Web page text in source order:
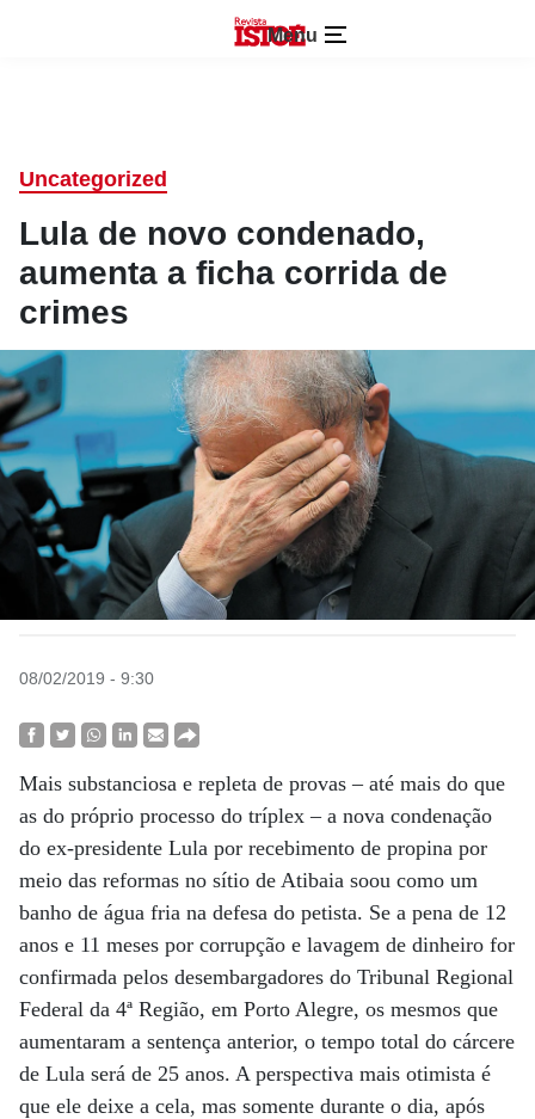
Menu
Uncategorized
Lula de novo condenado,
aumenta a ficha corrida de
crimes
08/02/2019 - 9:30
Mais substanciosa e repleta de provas – até mais do que
as do próprio processo do tríplex – a nova condenação
do ex-presidente Lula por recebimento de propina por
meio das reformas no sítio de Atibaia soou como um
banho de água fria na defesa do petista. Se a pena de 12
anos e 11 meses por corrupção e lavagem de dinheiro for
confirmada pelos desembargadores do Tribunal Regional
Federal da 4ª Região, em Porto Alegre, os mesmos que
aumentaram a sentença anterior, o tempo total do cárcere
de Lula será de 25 anos. A perspectiva mais otimista é
que ele deixe a cela, mas somente durante o dia, após